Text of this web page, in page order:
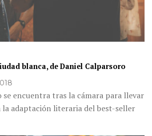
blanca, de Daniel Calparsoro
se encuentra tras la cámara para llevar
adaptación literaria del best-seller